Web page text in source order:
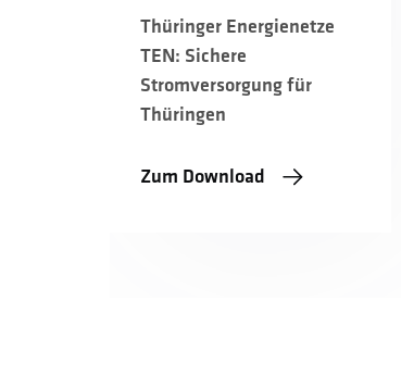
Thüringer Energienetze
TEN: Sichere
Stromversorgung für
Thüringen
Zum Download